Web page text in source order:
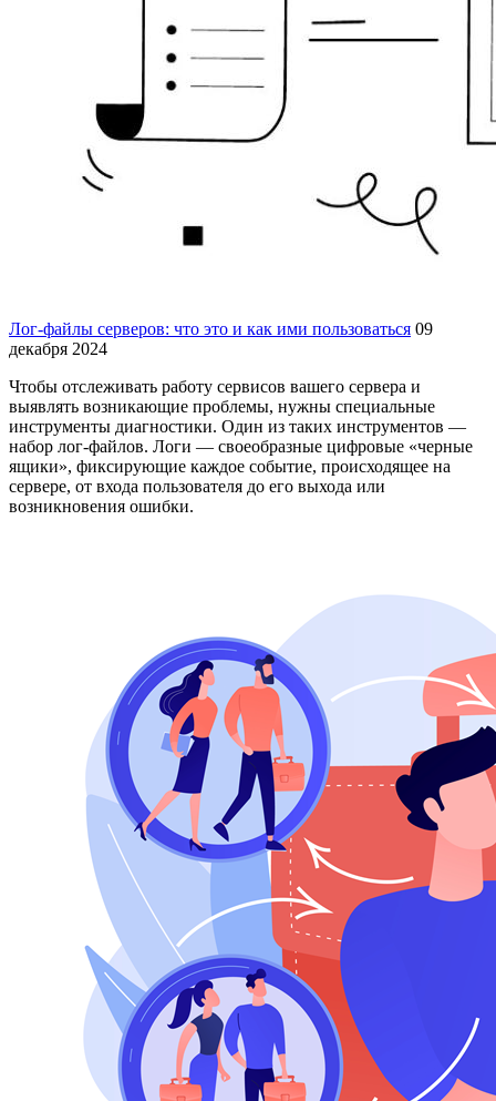
Лог-файлы серверов: что это и как ими пользоваться 09
декабря 2024
Чтобы отслеживать работу сервисов вашего сервера и
выявлять возникающие проблемы, нужны специальные
инструменты диагностики. Один из таких инструментов —
набор лог-файлов. Логи — своеобразные цифровые «черные
ящики», фиксирующие каждое событие, происходящее на
сервере, от входа пользователя до его выхода или
возникновения ошибки.